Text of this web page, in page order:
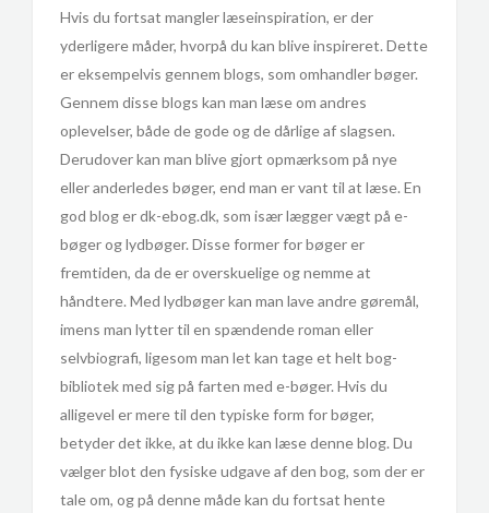
Hvis du fortsat mangler læseinspiration, er der
yderligere måder, hvorpå du kan blive inspireret. Dette
er eksempelvis gennem blogs, som omhandler bøger.
Gennem disse blogs kan man læse om andres
oplevelser, både de gode og de dårlige af slagsen.
Derudover kan man blive gjort opmærksom på nye
eller anderledes bøger, end man er vant til at læse. En
god blog er dk-ebog.dk, som især lægger vægt på e-
bøger og lydbøger. Disse former for bøger er
fremtiden, da de er overskuelige og nemme at
håndtere. Med lydbøger kan man lave andre gøremål,
imens man lytter til en spændende roman eller
selvbiografi, ligesom man let kan tage et helt bog-
bibliotek med sig på farten med e-bøger. Hvis du
alligevel er mere til den typiske form for bøger,
betyder det ikke, at du ikke kan læse denne blog. Du
vælger blot den fysiske udgave af den bog, som der er
tale om, og på denne måde kan du fortsat hente